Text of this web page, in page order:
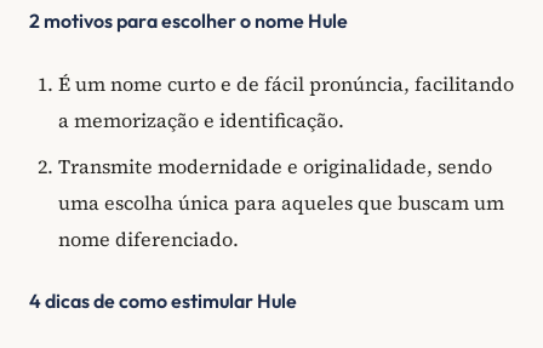
2 motivos para escolher o nome Hule
É um nome curto e de fácil pronúncia, facilitando
a memorização e identificação.
Transmite modernidade e originalidade, sendo
uma escolha única para aqueles que buscam um
nome diferenciado.
4 dicas de como estimular Hule